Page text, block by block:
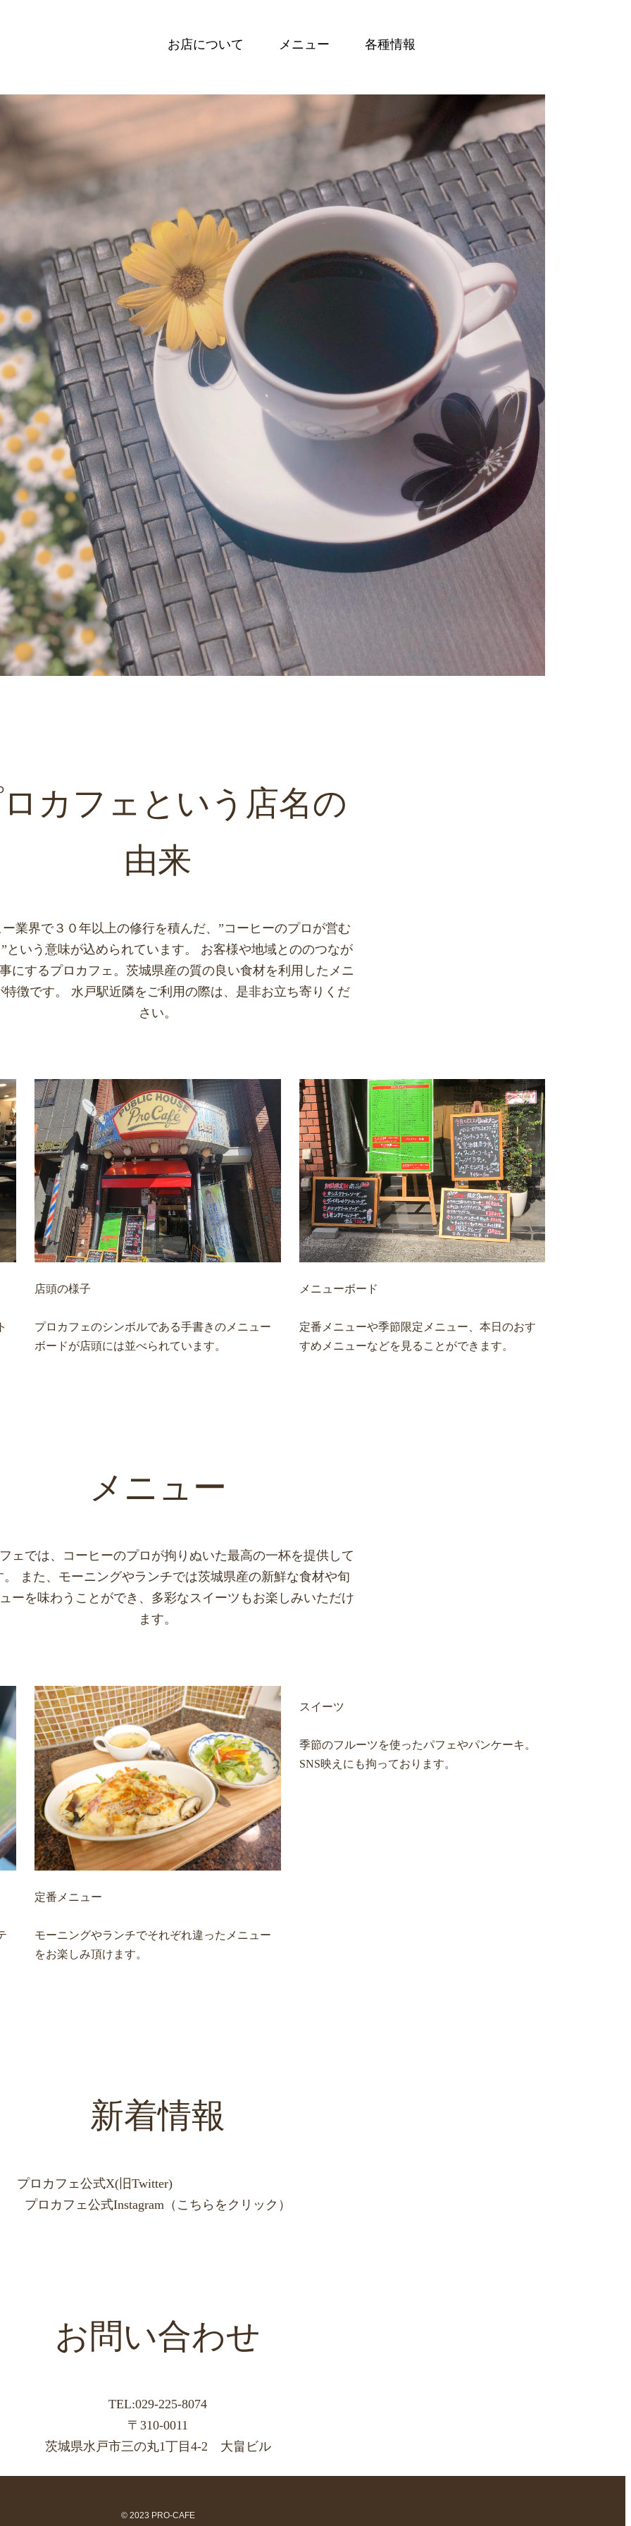
お店について メニュー 各種情報
カフェという店名の
由来
業界で３０年以上の修行を積んだ、”コーヒーのプロが営む
という意味が込められています。 お客様や地域とののつなが
にするプロカフェ。茨城県産の質の良い食材を利用したメニ
特徴です。 水戸駅近隣をご利用の際は、是非お立ち寄りくだ
さい。
店頭の様子
プロカフェのシンボルである手書きのメニュー
ボードが店頭には並べられています。
メニューボード
定番メニューや季節限定メニュー、本日のおす
すめメニューなどを見ることができます。
メニュー
ェでは、コーヒーのプロが拘りぬいた最高の一杯を提供して
。 また、モーニングやランチでは茨城県産の新鮮な食材や旬
ーを味わうことができ、多彩なスイーツもお楽しみいただけ
ます。
定番メニュー
モーニングやランチでそれぞれ違ったメニュー
をお楽しみ頂けます。
スイーツ
季節のフルーツを使ったパフェやパンケーキ。
SNS映えにも拘っております。
新着情報
プロカフェ公式X(旧Twitter)（こちらをクリック）
プロカフェ公式Instagram（こちらをクリック）
お問い合わせ
TEL:029-225-8074
〒310-0011
茨城県水戸市三の丸1丁目4-2 大畠ビル
© 2023 PRO-CAFE